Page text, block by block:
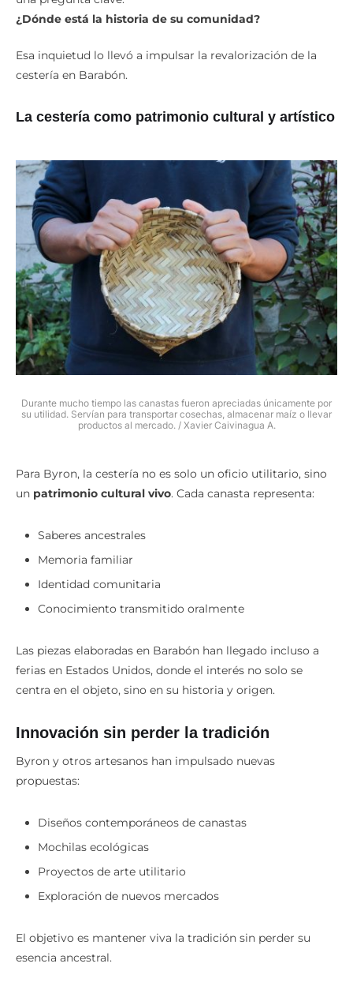
¿Dónde está la historia de su comunidad?
Esa inquietud lo llevó a impulsar la revalorización de la
cestería en Barabón.
La cestería como patrimonio cultural y artístico
Durante mucho tiempo las canastas fueron apreciadas únicamente por
su utilidad. Servían para transportar cosechas, almacenar maíz o llevar
productos al mercado. / Xavier Caivinagua A.
Para Byron, la cestería no es solo un oficio utilitario, sino
un patrimonio cultural vivo. Cada canasta representa:
Saberes ancestrales
Memoria familiar
Identidad comunitaria
Conocimiento transmitido oralmente
Las piezas elaboradas en Barabón han llegado incluso a
ferias en Estados Unidos, donde el interés no solo se
centra en el objeto, sino en su historia y origen.
Innovación sin perder la tradición
Byron y otros artesanos han impulsado nuevas
propuestas:
Diseños contemporáneos de canastas
Mochilas ecológicas
Proyectos de arte utilitario
Exploración de nuevos mercados
El objetivo es mantener viva la tradición sin perder su
esencia ancestral.